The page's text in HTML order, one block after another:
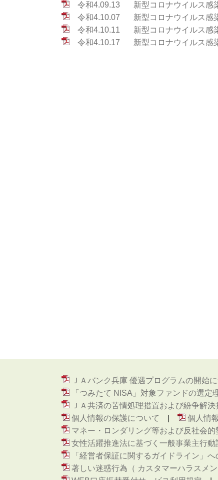
令和4.09.13
新型コロナウイルス感
令和4.10.07
新型コロナウイルス感
令和4.10.11
新型コロナウイルス感
令和4.10.17
新型コロナウイルス感
ＪＡバンク兵庫 優遇プログラムの開始
「つみたて NISA」対象ファンドの選定
ＪＡ共済の苦情処理措置および紛争解
個人情報の保護について
個人情
マネー・ロンダリング等および反社会
女性活躍推進法に基づく一般事業主行動
「経営者保証に関するガイドライン」
著しい迷惑行為（ カスタマーハラスメ